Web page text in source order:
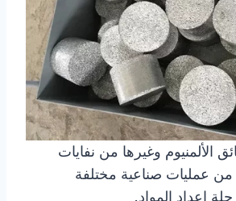
الألمنيوم وغيرها من نفايات
من عمليات صناعية مختلفة
إعداد المواد.